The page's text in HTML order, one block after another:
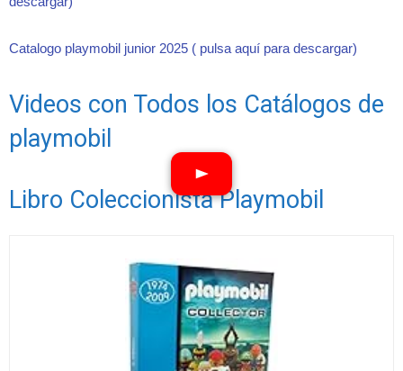
Catalogo playmobil junior 2025 ( pulsa aquí para descargar)
Videos con Todos los Catálogos de
playmobil
Libro Coleccionista Playmobil